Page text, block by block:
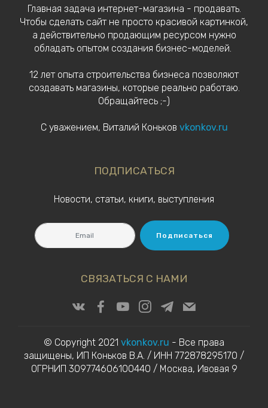
Главная задача интернет-магазина - продавать.
Чтобы сделать сайт не просто красивой картинкой,
а действительно продающим ресурсом нужно
обладать опытом создания бизнес-моделей.
12 лет опыта строительства бизнеса позволяют
создавать магазины, которые реально работаю.
Обращайтесь ;-)
С уважением, Виталий Коньков vkonkov.ru
ПОДПИСАТЬСЯ
Новости, статьи, книги, выступления
Подписаться
СВЯЗАТЬСЯ С НАМИ
© Copyright 2021 vkonkov.ru - Все права
защищены, ИП Коньков В.А. / ИНН 772878295170 /
ОГРНИП 309774606100440 / Москва, Ивовая 9